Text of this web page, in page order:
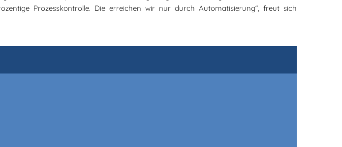
Prozesskontrolle. Die erreichen wir nur durch Automatisierung“, freut sich